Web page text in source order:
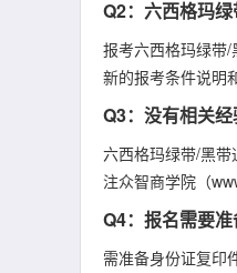
Q2：六西格玛绿
报考六西格玛绿带
新的报考条件说明
Q3：没有相关经
六西格玛绿带/黑
注众智商学院（
Q4：报名需要准
需准备身份证复印